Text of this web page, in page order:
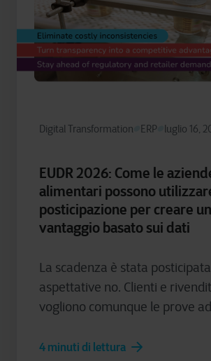
Digital Transformation ERP luglio 16,
EUDR 2026: Come le
alimentari possono
posticipazione per creare un
vantaggio basato sui dati
La scadenza è stata
aspettative no. Clienti e
vogliono comunque le prove
4 minuti di lettura